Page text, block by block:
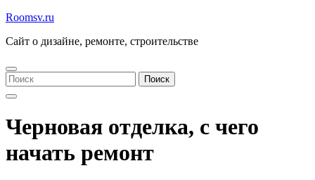
Перейти
содержимому
Roomsv.ru
Сайт о дизайне, ремонте, строительстве
Найти: Поиск
Черновая отделка, с чего
начать ремонт